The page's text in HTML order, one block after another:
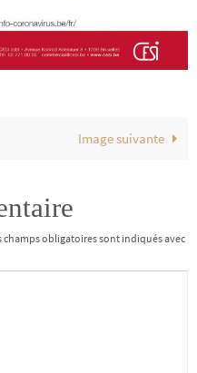
Image suivante
champs obligatoires sont indiqués avec